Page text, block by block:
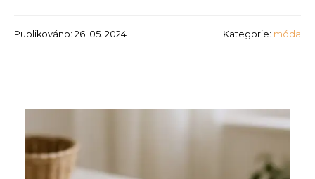
Publikováno: 26. 05. 2024 Kategorie: móda